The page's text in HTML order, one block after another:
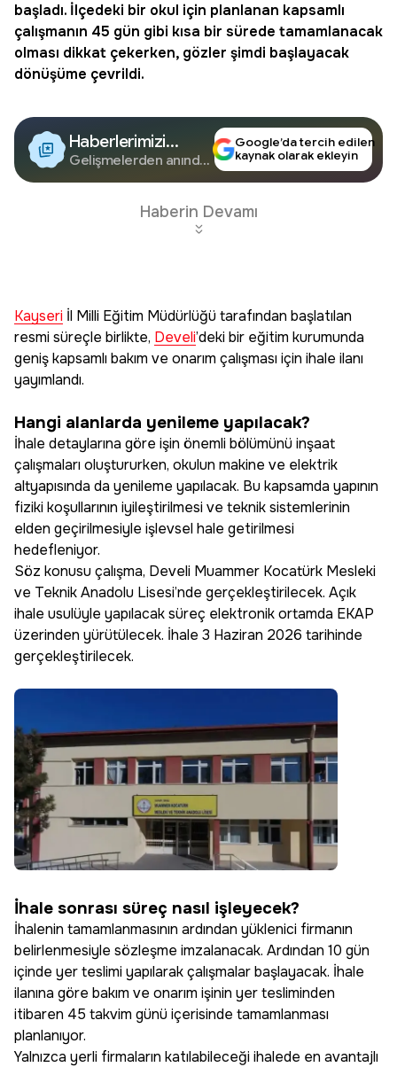
başladı. İlçedeki bir okul için planlanan kapsamlı
çalışmanın 45 gün gibi kısa bir sürede tamamlanacak
olması dikkat çekerken, gözler şimdi başlayacak
dönüşüme çevrildi.
Haberlerimizi
Google'da Takip
Edin
Gelişmelerden anında
Google’da tercih edilen
kaynak olarak ekleyin
Haberin Devamı
Kayseri İl Milli Eğitim Müdürlüğü tarafından başlatılan
resmi süreçle birlikte, Develi’deki bir eğitim kurumunda
geniş kapsamlı bakım ve onarım çalışması için ihale ilanı
yayımlandı.
Hangi alanlarda yenileme yapılacak?
İhale detaylarına göre işin önemli bölümünü inşaat
çalışmaları oluştururken, okulun makine ve elektrik
altyapısında da yenileme yapılacak. Bu kapsamda yapının
fiziki koşullarının iyileştirilmesi ve teknik sistemlerinin
elden geçirilmesiyle işlevsel hale getirilmesi
hedefleniyor.
Söz konusu çalışma, Develi Muammer Kocatürk Mesleki
ve Teknik Anadolu Lisesi’nde gerçekleştirilecek. Açık
ihale usulüyle yapılacak süreç elektronik ortamda EKAP
üzerinden yürütülecek. İhale 3 Haziran 2026 tarihinde
gerçekleştirilecek.
İhale sonrası süreç nasıl işleyecek?
İhalenin tamamlanmasının ardından yüklenici firmanın
belirlenmesiyle sözleşme imzalanacak. Ardından 10 gün
içinde yer teslimi yapılarak çalışmalar başlayacak. İhale
ilanına göre bakım ve onarım işinin yer tesliminden
itibaren 45 takvim günü içerisinde tamamlanması
planlanıyor.
Yalnızca yerli firmaların katılabileceği ihalede en avantajlı